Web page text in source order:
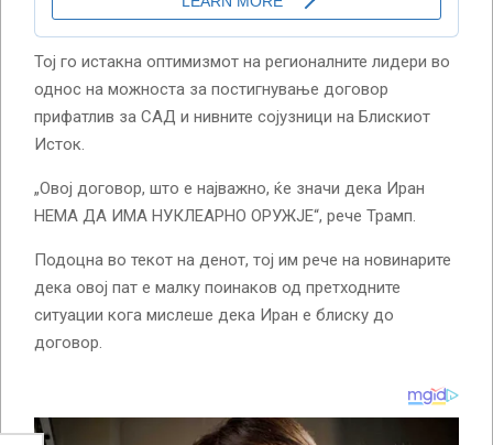
Тој го истакна оптимизмот на регионалните лидери во
однос на можноста за постигнување договор
прифатлив за САД и нивните сојузници на Блискиот
Исток.
„Овој договор, што е најважно, ќе значи дека Иран
НЕМА ДА ИМА НУКЛЕАРНО ОРУЖЈЕ“, рече Трамп.
Подоцна во текот на денот, тој им рече на новинарите
дека овој пат е малку поинаков од претходните
ситуации кога мислеше дека Иран е блиску до
договор.